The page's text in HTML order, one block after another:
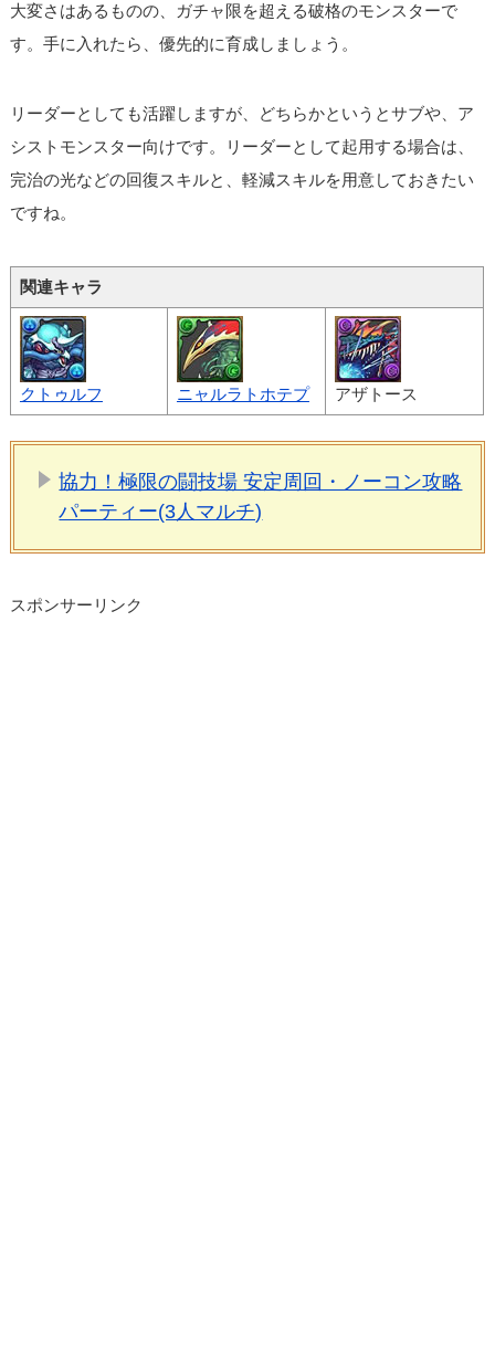
大変さはあるものの、ガチャ限を超える破格のモンスターで
す。手に入れたら、優先的に育成しましょう。
リーダーとしても活躍しますが、どちらかというとサブや、ア
シストモンスター向けです。リーダーとして起用する場合は、
完治の光などの回復スキルと、軽減スキルを用意しておきたい
ですね。
関連キャラ
クトゥルフ ニャルラトホテプ アザトース
協力！極限の闘技場 安定周回・ノーコン攻略
パーティー(3人マルチ)
スポンサーリンク